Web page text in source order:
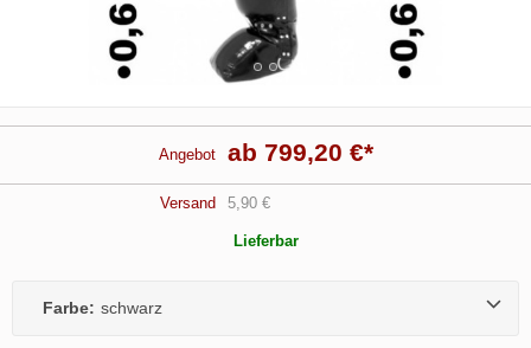
Angebot ab 799,20 €*
Versand 5,90 €
Lieferbar
Farbe: schwarz